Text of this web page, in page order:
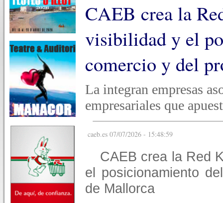
CAEB crea la
visibilidad y el
comercio y del
La integran empresas
empresariales que
caeb.es 07/07/2026 - 15:48:59
CAEB crea la Red
el posicionamiento
de Mallorca